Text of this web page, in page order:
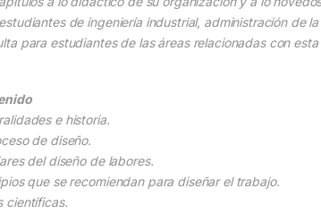
de ingeniería industrial, administración de
para estudiantes de las áreas relacionadas con
e historia.
de diseño.
del diseño de labores.
que se recomiendan para diseñar el trabajo.
científicas.